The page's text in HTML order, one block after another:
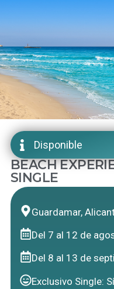
Disponible
BEACH
SINGLE
Guardamar,
Del 7 al 12 de
Del 8 al 13 de
Exclusivo Single: Sí